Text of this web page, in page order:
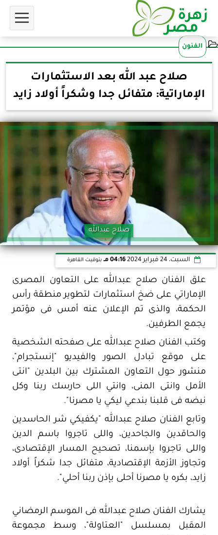
الفنون
صلاح عبد الله بعد الاستثمارات
الإماراتية: متفائل جدا وشكراً أولاد زايد
صلاح عبدالله
السبت، 24 فبراير 2024 04:16 مـ بتوقيت القاهرة
علق الفنان صلاح عبدالله على التعاون المصرى
الإماراتي على ضخ استثمارات لتطوير منطقة رأس
الحكمة، والذى تم الإعلان عنه أمس فى مؤتمر
يجمع الطرفين.
وكتب الفنان صلاح عبدالله على صفحته الشخصية
على موقع تبادل الصور والفيديو "إنستجرام"،
منشور حول التعاون المشترك بين البلدين "انتى
الأمل وانتى المنى، وانتي اللى حارسك ربنا وكل
نبضه فى قلبنا بندعي ليكي يا مصرنا".
وتابع الفنان صلاح عبدالله "يكفيكي شر الحاسدين
والحاقدين والجاحدين، واللى تاجروا باسم الدين
واللى تاجروا بإسمنا، تصحيح المسار الإقتصادى،
وتجاوز الأزمة الإقتصادية، متفائل جدا شكراً أولاد
زايد، بكره يا مصرنا أحلى بإذن ربنا أحلي".
يشارك الفنان صلاح عبدالله فى الموسم الرمضاني
المقبل بمسلسل "العتاولة"، وسط مجموعة